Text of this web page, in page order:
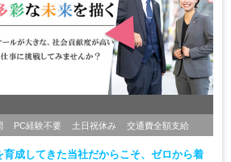
PC経験不要 土日祝休み 交通費全額支給
成してきた当社だからこそ、ゼロから着